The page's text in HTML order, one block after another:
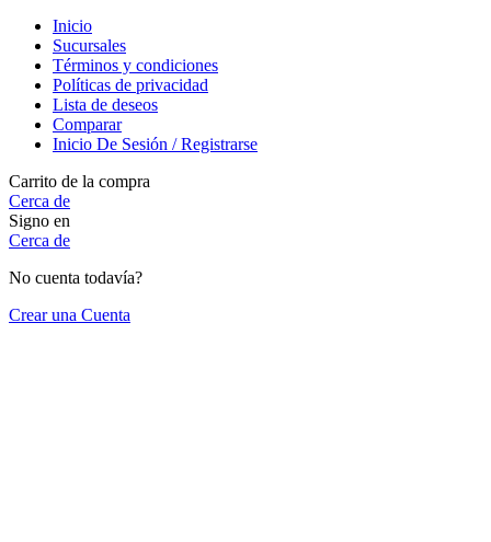
Inicio
Sucursales
Términos y condiciones
Políticas de privacidad
Lista de deseos
Comparar
Inicio De Sesión / Registrarse
Carrito de la compra
Cerca de
Signo en
Cerca de
No cuenta todavía?
Crear una Cuenta